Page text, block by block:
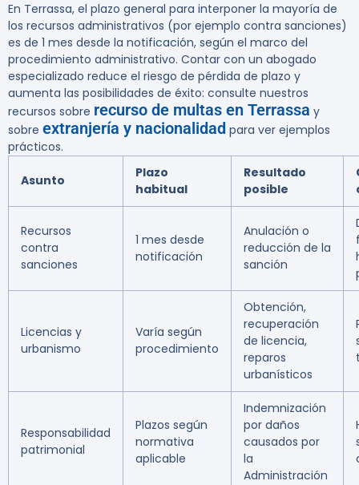
En Terrassa, el plazo general para interponer la mayoría de
los recursos administrativos (por ejemplo contra sanciones)
es de 1 mes desde la notificación, según el marco del
procedimiento administrativo. Contar con un abogado
especializado reduce el riesgo de pérdida de plazo y
aumenta las posibilidades de éxito: consulte nuestros
recursos sobre recurso de multas en Terrassa y
sobre extranjería y nacionalidad para ver ejemplos
prácticos.
Asunto
Plazo
habitual
Resultado
posible
Recursos
contra
sanciones
1 mes desde
notificación
Anulación o
reducción de la
sanción
Licencias y
urbanismo
Varía según
procedimiento
Obtención,
recuperación
de licencia,
reparos
urbanísticos
Responsabilidad
patrimonial
Plazos según
normativa
aplicable
Indemnización
por daños
causados por
la
Administración